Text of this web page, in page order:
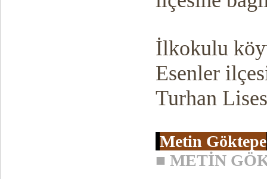
İlkokulu
Esenler
Turhan
Metin Göktepe
■ METİN